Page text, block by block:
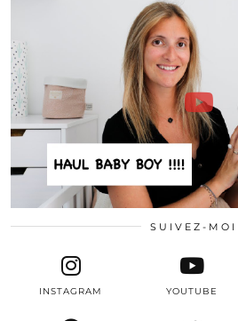
SUIVEZ-MOI
INSTAGRAM YOUTUBE